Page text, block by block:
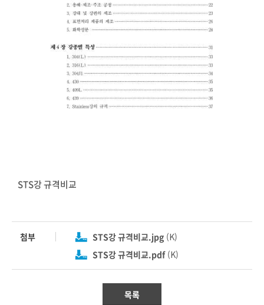
STS강 규격비교
첨부 STS강 규격비교.jpg (K)
STS강 규격비교.pdf(K)
목록